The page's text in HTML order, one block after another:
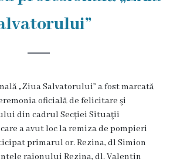
„Ziua Salvatorului” a fost marcată
oficială de felicitare şi
din cadrul Secției Situaţii
a avut loc la remiza de pompieri
primarul or. Rezina, dl Simion
raionului Rezina, dl. Valentin